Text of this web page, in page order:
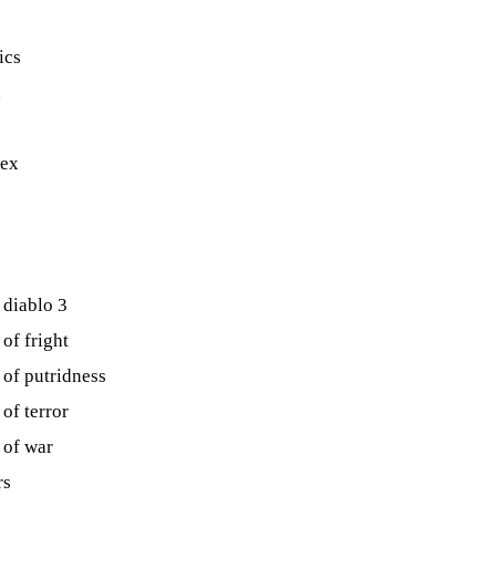
3
of fright
putridness
of terror
war